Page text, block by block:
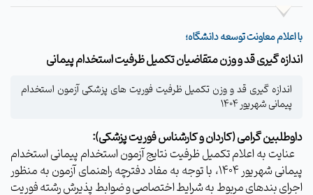
با اعلام معاونت توسعه دانشگاه؛
اندازه گیری قد و وزن متقاضیان تکمیل ظرفیت استخدام پیمانی
اندازه گیری قد و وزن تکمیل ظرفیت فوریت های پزشکی آزمون استخدام
پیمانی شهریور 1404
داوطلبین گرامی (کاردان و کارشناس فوریت پزشکی):
عنایت به اعلام تکمیل ظرفیت نتایج آزمون استخدام پیمانی استخدام
پیمانی شهریور 1404، با توجه به مفاد دفترچه راهنمای آزمون به منظور
اجرای بندهای مربوط به شرایط اختصاصی و ضوابط پذیرش رشته فوریت